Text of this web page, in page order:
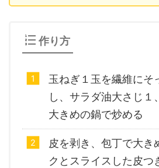
作り方
玉ねぎ１玉を繊維にそ
し、サラダ油大さじ１
大きめの鍋で炒める
皮を剥き、包丁で大き
クとスライスした皮つ